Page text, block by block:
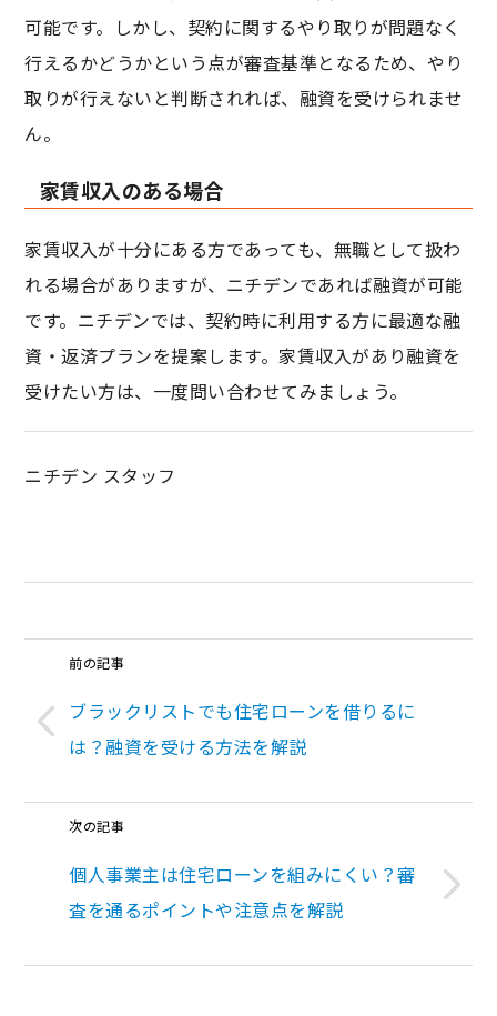
可能です。しかし、契約に関するやり取りが問題なく
行えるかどうかという点が審査基準となるため、やり
取りが行えないと判断されれば、融資を受けられませ
ん。
家賃収入のある場合
家賃収入が十分にある方であっても、無職として扱わ
れる場合がありますが、ニチデンであれば融資が可能
です。ニチデンでは、契約時に利用する方に最適な融
資・返済プランを提案します。家賃収入があり融資を
受けたい方は、一度問い合わせてみましょう。
ニチデン スタッフ
前の記事
ブラックリストでも住宅ローンを借りるに
は？融資を受ける方法を解説
次の記事
個人事業主は住宅ローンを組みにくい？審
査を通るポイントや注意点を解説